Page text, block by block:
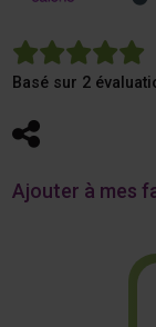
5
Basé sur 2
Partager
Ajouter à mes